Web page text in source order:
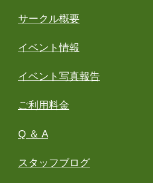
サークル概要
イベント情報
イベント写真報告
ご利用料金
Q ＆ A
スタッフブログ